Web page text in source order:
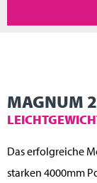
MAGNUM
Das erfolgreiche
starken 4000mm